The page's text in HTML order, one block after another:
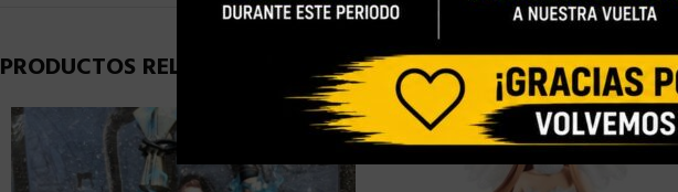
PRODUCTOS RELACIONADOS